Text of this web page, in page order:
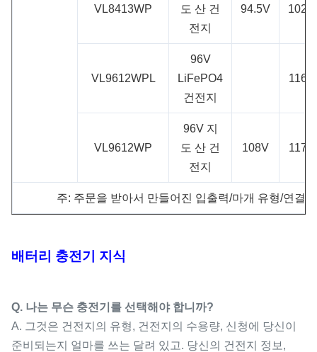
VL8413WP
도 산 건
전지
94.5V
VL9612WPL
96V
LiFePO4
건전지
VL9612WP
96V 지
도 산 건
전지
108V
주: 주문을 받아서 만들어진 입출력/마개 유형/연결
배터리 충전기 지식
Q. 나는 무슨 충전기를 선택해야 합니까?
A. 그것은 건전지의 유형, 건전지의 수용량, 신청에 당신이
준비되는지 얼마를 쓰는 달려 있고. 당신의 건전지 정보,